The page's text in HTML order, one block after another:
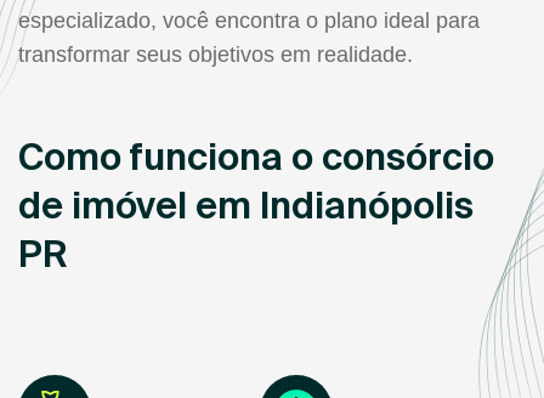
especializado, você encontra o plano ideal para
transformar seus objetivos em realidade.
Como funciona o consórcio
de imóvel em Indianópolis
PR